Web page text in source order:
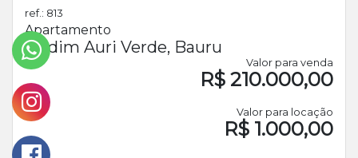
ref.: 813
Apartamento
Jardim Auri Verde, Bauru
Valor para venda
R$ 210.000,00
Valor para locação
R$ 1.000,00